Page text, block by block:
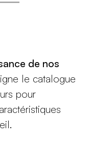
de nos
le catalogue
pour